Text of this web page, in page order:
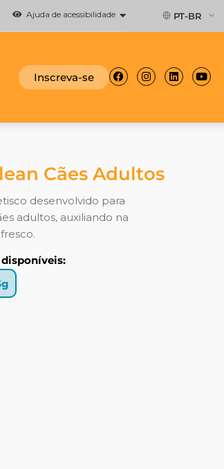
Ajuda de acessibilidade PT-BR
Inscreva-se FacebookInstagram
Linkedin
Cães Adultos
desenvolvido para
adultos, auxiliando na